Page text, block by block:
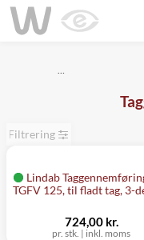
…
Filtrering
Lindab
TGFV 125, til fladt tag, 3-
pr. stk. | inkl. moms
724,00 kr.
Mangler chatten?
Ret samtykke!